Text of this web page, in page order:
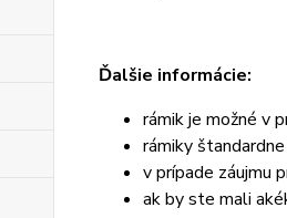
Ďalšie informácie:
rámik je možné v
rámiky
v prípade záujmu
ak by ste mali